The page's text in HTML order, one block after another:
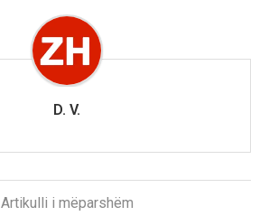
D. V.
Artikulli i mëparshëm